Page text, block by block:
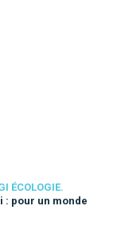
ÉCOLOGIE.
: pour un monde